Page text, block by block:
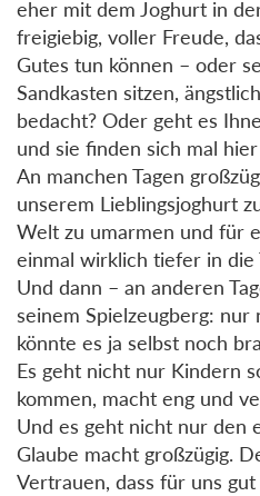
eher mit dem Joghurt in
freigiebig, voller Freude,
Gutes tun können – oder
Sandkasten sitzen,
bedacht? Oder geht es
und sie finden sich mal
An manchen Tagen
unserem Lieblingsjoghurt
Welt zu umarmen und für
einmal wirklich tiefer in die
Und dann – an anderen
seinem Spielzeugberg: nur
könnte es ja selbst noch
Es geht nicht nur Kindern
kommen, macht eng und
Und es geht nicht nur den
Glaube macht großzügig.
Vertrauen, dass für uns